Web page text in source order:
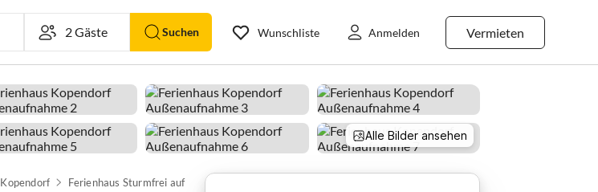
Suchen Vermieten
Wunschliste Anmelden
Alle Bilder ansehen
Kopendorf